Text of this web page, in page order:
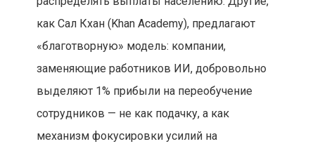
как Сал Кхан (Khan Academy), предлагают
«благотворную» модель: компании,
заменяющие работников ИИ, добровольно
выделяют 1% прибыли на переобучение
сотрудников — не как подачку, а как
механизм фокусировки усилий на